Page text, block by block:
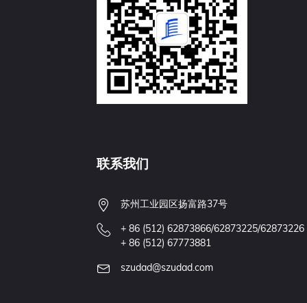
联系我们
苏州工业园区扬富路37号
+ 86 (512) 62873866/62873225/62873226
+ 86 (512) 67773881
szudad@szudad.com